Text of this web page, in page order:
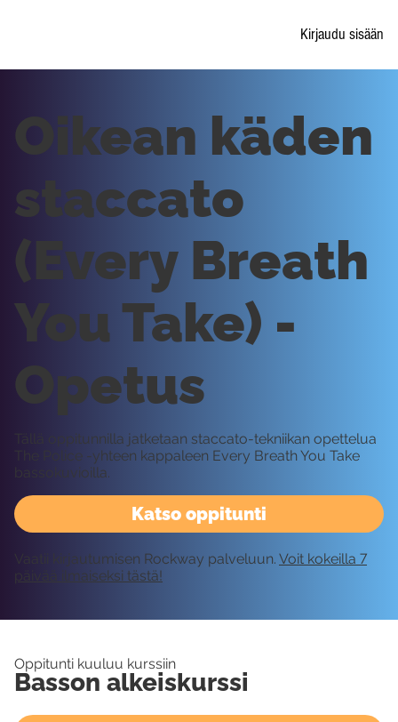
Kirjaudu sisään
Katso oppitunti
Oikean käden
staccato
(Every Breath
You Take) -
Opetus
Tällä oppitunnilla jatketaan staccato-tekniikan opettelua
The Police -yhteen kappaleen Every Breath You Take
bassokuvioilla.
Vaatii kirjautumisen Rockway palveluun. Voit kokeilla 7
päivää ilmaiseksi tästä!
Oppitunti kuuluu kurssiin
Basson alkeiskurssi